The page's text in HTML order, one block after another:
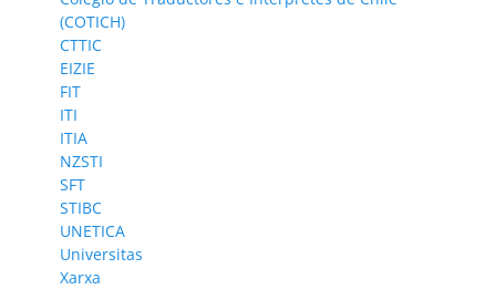
(COTICH)
CTTIC
EIZIE
FIT
ITI
ITIA
NZSTI
SFT
STIBC
UNETICA
Universitas
Xarxa